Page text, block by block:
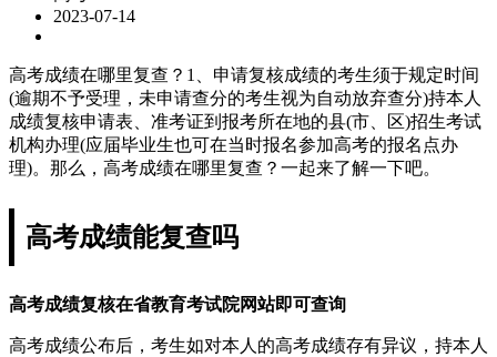
2023-07-14
高考成绩在哪里复查？1、申请复核成绩的考生须于规定时间
(逾期不予受理，未申请查分的考生视为自动放弃查分)持本人
成绩复核申请表、准考证到报考所在地的县(市、区)招生考试
机构办理(应届毕业生也可在当时报名参加高考的报名点办
理)。那么，高考成绩在哪里复查？一起来了解一下吧。
高考成绩能复查吗
高考成绩复核在省教育考试院网站即可查询
高考成绩公布后，考生如对本人的高考成绩存有异议，持本人